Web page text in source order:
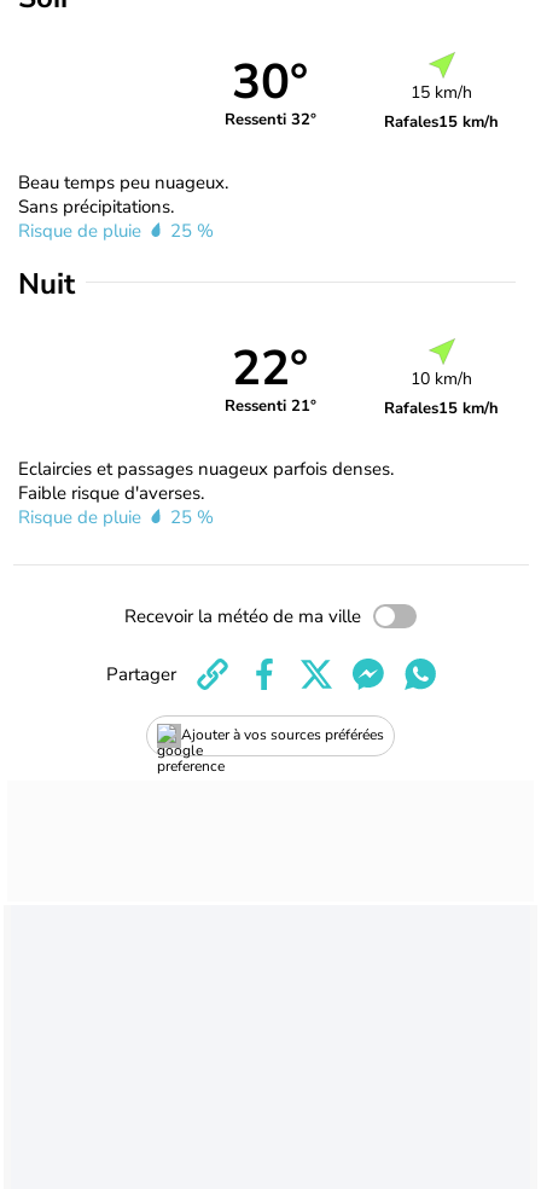
30°
Ressenti 32°
15 km/h
Rafales15 km/h
Beau temps peu nuageux.
Sans précipitations.
Risque de pluie
25 %
Nuit
22°
Ressenti 21°
10 km/h
Rafales15 km/h
Eclaircies et passages nuageux parfois denses.
Faible risque d'averses.
Risque de pluie
25 %
Recevoir la météo de ma ville
Ajouter à vos sources préférées
Partager